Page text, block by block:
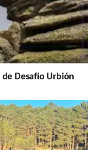
Desafío Urbión